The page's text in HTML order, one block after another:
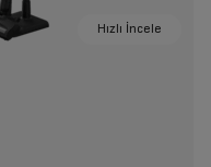
Hızlı İncele